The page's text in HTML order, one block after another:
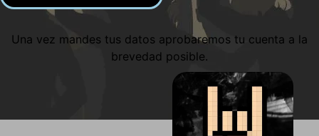
Una vez mandes tus datos aprobaremos tu cuenta a la
brevedad posible.